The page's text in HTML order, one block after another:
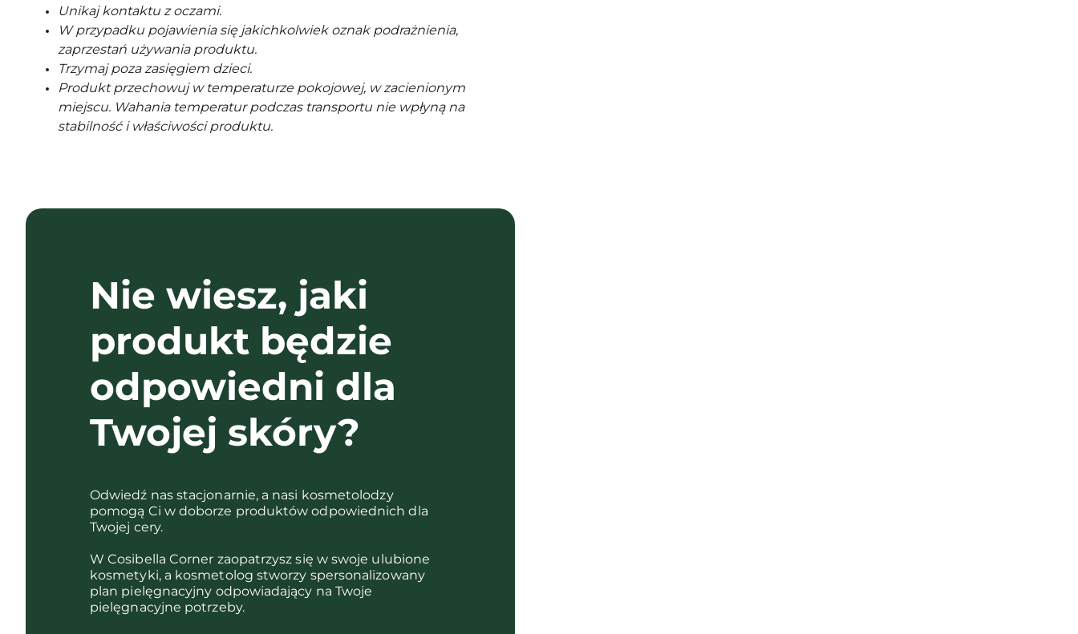
Unikaj kontaktu z oczami.
W przypadku pojawienia się jakichkolwiek oznak podrażnienia,
zaprzestań używania produktu.
Trzymaj poza zasięgiem dzieci.
Produkt przechowuj w temperaturze pokojowej, w zacienionym
miejscu. Wahania temperatur podczas transportu nie wpłyną na
stabilność i właściwości produktu.
Nie wiesz, jaki
produkt będzie
odpowiedni dla
Twojej skóry?
Odwiedź nas stacjonarnie, a nasi kosmetolodzy
pomogą Ci w doborze produktów odpowiednich dla
Twojej cery.
W Cosibella Corner zaopatrzysz się w swoje ulubione
kosmetyki, a kosmetolog stworzy spersonalizowany
plan pielęgnacyjny odpowiadający na Twoje
pielęgnacyjne potrzeby.